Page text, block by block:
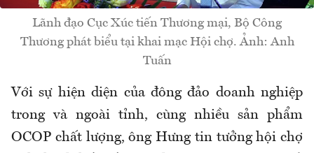
Lãnh đạo Cục Xúc tiến Thương mại, Bộ Công
Thương phát biểu tại khai mạc Hội chợ. Ảnh: Anh
Tuấn
Với sự hiện diện của đông đảo doanh nghiệp
trong và ngoài tỉnh, cùng nhiều sản phẩm
OCOP chất lượng, ông Hưng tin tưởng hội chợ